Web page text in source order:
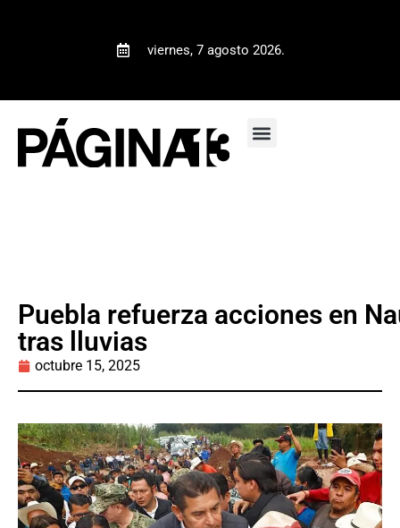
viernes, 7 agosto 2026.
Puebla refuerza acciones en
tras lluvias
octubre 15, 2025